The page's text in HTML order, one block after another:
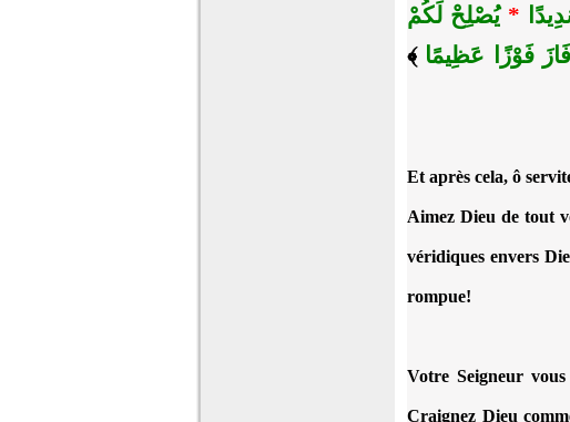
* يُصْلِحْ لَكُمْ
فَوْزًا عَظِيمًا ﴾
Et après cela, ô
Aimez Dieu de tout
véridiques envers
rompue!
Votre Seigneur
Craignez Dieu